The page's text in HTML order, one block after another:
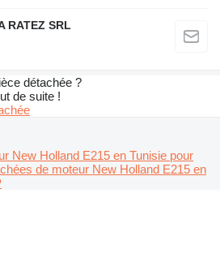
RATEZ SRL
détachée ?
de suite !
New Holland E215 en Tunisie pour
de moteur New Holland E215 en